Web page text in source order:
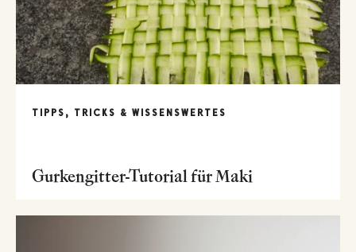
TIPPS, TRICKS & WISSENSWERTES
Gurkengitter-Tutorial für Maki